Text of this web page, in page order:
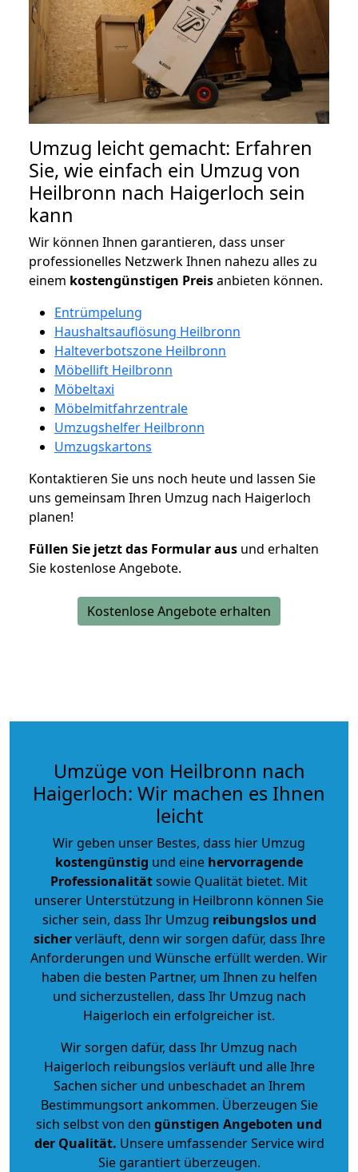
Umzug leicht gemacht: Erfahren
Sie, wie einfach ein Umzug von
Heilbronn nach Haigerloch sein
kann
Wir können Ihnen garantieren, dass unser
professionelles Netzwerk Ihnen nahezu alles zu
einem kostengünstigen Preisanbieten können.
Entrümpelung
Haushaltsauflösung Heilbronn
Halteverbotszone Heilbronn
Möbellift Heilbronn
Möbeltaxi
Möbelmitfahrzentrale
Umzugshelfer Heilbronn
Umzugskartons
Kontaktieren Sie uns noch heute und lassen Sie
uns gemeinsam Ihren Umzug nach Haigerloch
planen!
Füllen Sie jetzt das Formular aus und erhalten
Sie kostenlose Angebote.
Kostenlose Angebote erhalten
Umzüge von Heilbronn nach
Haigerloch: Wir machen es Ihnen
leicht
Wir geben unser Bestes, dass hier Umzug
kostengünstig und eine hervorragende
Professionalitätsowie Qualität bietet. Mit
unserer Unterstützung in Heilbronn können Sie
sicher sein, dass Ihr Umzug reibungslos und
sicherverläuft, denn wir sorgen dafür, dass Ihre
Anforderungen und Wünsche erfüllt werden. Wir
haben die besten Partner, um Ihnen zu helfen
und sicherzustellen, dass Ihr Umzug nach
Haigerloch ein erfolgreicher ist.
Wir sorgen dafür, dass Ihr Umzug nach
Haigerloch reibungslos verläuft und alle Ihre
Sachen sicher und unbeschadet an Ihrem
Bestimmungsort ankommen. Überzeugen Sie
sich selbst von den günstigen Angeboten und
der Qualität. Unsere umfassender Service wird
Sie garantiert überzeugen.